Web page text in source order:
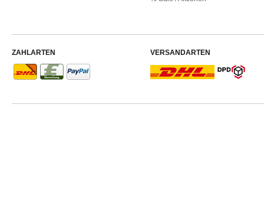
ZAHLARTEN VERSANDARTEN